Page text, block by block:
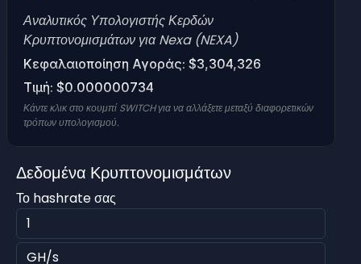
Αναλυτικός Υπολογιστής Κερδών
Κρυπτονομισμάτων για Nexa (NEXA)
Κεφαλαιοποίηση Αγοράς: $3,304,326
Τιμή: $0.000000734
Κάντε κλικ στο κουμπί SWITCH για να αλλάξετε μεταξύ διαφορετικών
τρόπων υπολογισμού.
Δεδομένα Κρυπτονομισμάτων
Το hashrate σας